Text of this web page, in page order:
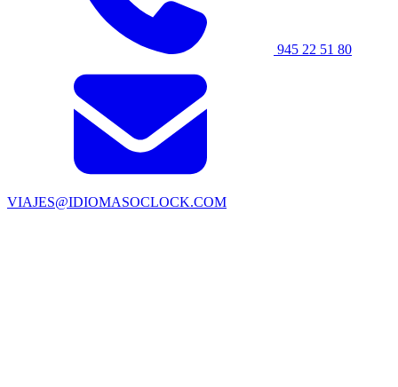
945 22 51 80
VIAJES@IDIOMASOCLOCK.COM